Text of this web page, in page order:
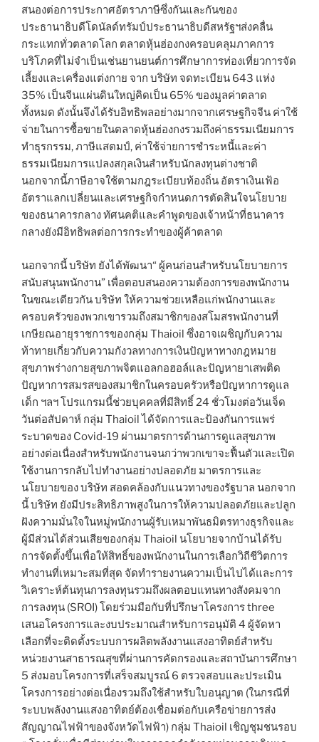
สนองต่อการประกาศอัตราภาษีซึ่งกันและกันของ
ประธานาธิบดีโดนัลด์ทรัมป์ประธานาธิบดีสหรัฐฯส่งคลื่น
กระแทกทั่วตลาดโลก ตลาดหุ้นฮ่องกงครอบคลุมภาคการ
บริโภคที่ไม่จำเป็นเช่นยานยนต์การศึกษาการท่องเที่ยวการจัด
เลี้ยงและเครื่องแต่งกาย จาก บริษัท จดทะเบียน 643 แห่ง
35% เป็นจีนแผ่นดินใหญ่คิดเป็น 65% ของมูลค่าตลาด
ทั้งหมด ดังนั้นจึงได้รับอิทธิพลอย่างมากจากเศรษฐกิจจีน ค่าใช้
จ่ายในการซื้อขายในตลาดหุ้นฮ่องกงรวมถึงค่าธรรมเนียมการ
ทำธุรกรรม, ภาษีแสตมป์, ค่าใช้จ่ายการชำระหนี้และค่า
ธรรมเนียมการแปลงสกุลเงินสำหรับนักลงทุนต่างชาติ
นอกจากนี้ภาษีอาจใช้ตามกฎระเบียบท้องถิ่น อัตราเงินเฟ้อ
อัตราแลกเปลี่ยนและเศรษฐกิจกำหนดการตัดสินใจนโยบาย
ของธนาคารกลาง ทัศนคติและคำพูดของเจ้าหน้าที่ธนาคาร
กลางยังมีอิทธิพลต่อการกระทำของผู้ค้าตลาด
นอกจากนี้ บริษัท ยังได้พัฒนา“ ผู้คนก่อนสำหรับนโยบายการ
สนับสนุนพนักงาน” เพื่อตอบสนองความต้องการของพนักงาน
ในขณะเดียวกัน บริษัท ให้ความช่วยเหลือแก่พนักงานและ
ครอบครัวของพวกเขารวมถึงสมาชิกของสโมสรพนักงานที่
เกษียณอายุราชการของกลุ่ม Thaioil ซึ่งอาจเผชิญกับความ
ท้าทายเกี่ยวกับความกังวลทางการเงินปัญหาทางกฎหมาย
สุขภาพร่างกายสุขภาพจิตแอลกอฮอล์และปัญหายาเสพติด
ปัญหาการสมรสของสมาชิกในครอบครัวหรือปัญหาการดูแล
เด็ก ฯลฯ โปรแกรมนี้ช่วยบุคคลที่มีสิทธิ์ 24 ชั่วโมงต่อวันเจ็ด
วันต่อสัปดาห์ กลุ่ม Thaioil ได้จัดการและป้องกันการแพร่
ระบาดของ Covid-19 ผ่านมาตรการด้านการดูแลสุขภาพ
อย่างต่อเนื่องสำหรับพนักงานจนกว่าพวกเขาจะฟื้นตัวและเปิด
ใช้งานการกลับไปทำงานอย่างปลอดภัย มาตรการและ
นโยบายของ บริษัท สอดคล้องกับแนวทางของรัฐบาล นอกจาก
นี้ บริษัท ยังมีประสิทธิภาพสูงในการให้ความปลอดภัยและปลูก
ฝังความมั่นใจในหมู่พนักงานผู้รับเหมาพันธมิตรทางธุรกิจและ
ผู้มีส่วนได้ส่วนเสียของกลุ่ม Thaioil นโยบายจากบ้านได้รับ
การจัดตั้งขึ้นเพื่อให้สิทธิ์ของพนักงานในการเลือกวิถีชีวิตการ
ทำงานที่เหมาะสมที่สุด จัดทำรายงานความเป็นไปได้และการ
วิเคราะห์ต้นทุนการลงทุนรวมถึงผลตอบแทนทางสังคมจาก
การลงทุน (SROI) โดยร่วมมือกับที่ปรึกษาโครงการ three
เสนอโครงการและงบประมาณสำหรับการอนุมัติ 4 ผู้จัดหา
เลือกที่จะติดตั้งระบบการผลิตพลังงานแสงอาทิตย์สำหรับ
หน่วยงานสาธารณสุขที่ผ่านการคัดกรองและสถาบันการศึกษา
5 ส่งมอบโครงการที่เสร็จสมบูรณ์ 6 ตรวจสอบและประเมิน
โครงการอย่างต่อเนื่องรวมถึงใช้สำหรับใบอนุญาต (ในกรณีที่
ระบบพลังงานแสงอาทิตย์ต้องเชื่อมต่อกับเครือข่ายการส่ง
สัญญาณไฟฟ้าของจังหวัดไฟฟ้า) กลุ่ม Thaioil เชิญชุมชนรอบ